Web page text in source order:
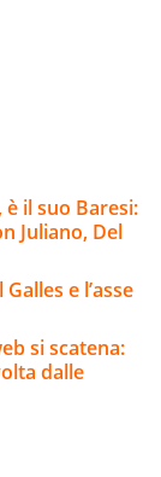
il suo Baresi:
Juliano, Del
e l’asse
si scatena:
dalle